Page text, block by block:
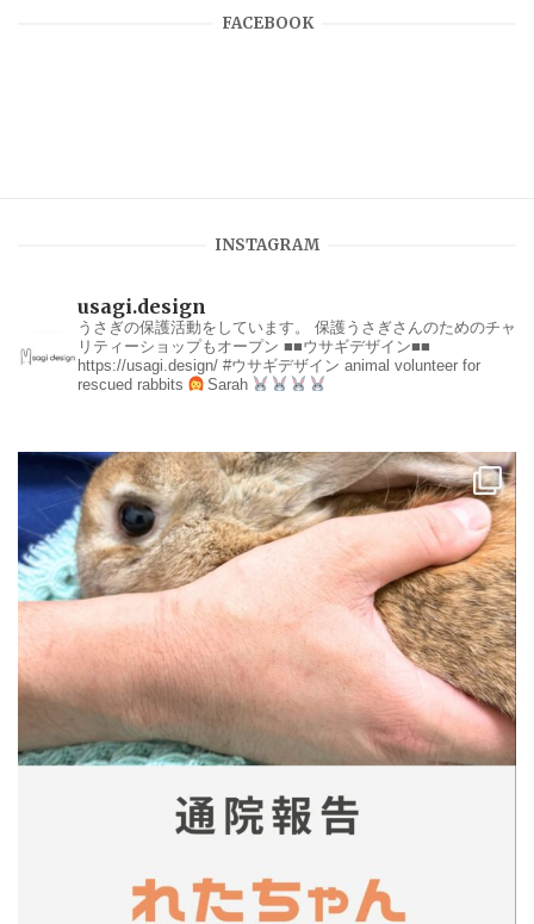
FACEBOOK
INSTAGRAM
usagi.design
うさぎの保護活動をしています。
保護うさぎさんのためのチャ
リティーショップもオープン ■■ウサギデザイン■■
https://usagi.design/ #ウサギデザイン animal volunteer for
rescued rabbits
Sarah